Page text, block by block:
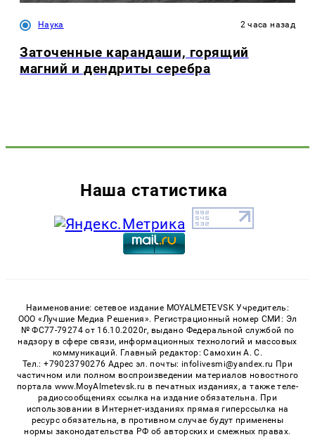
Наука 2 часа назад
Заточенные карандаши, горящий
магний и дендриты серебра
Наша статистика
Наименование: сетевое издание MOYALMETEVSK Учредитель:
ООО «Лучшие Медиа Решения». Регистрационный номер СМИ: Эл
№ ФС77-79274 от 16.10.2020г, выдано Федеральной службой по
надзору в сфере связи, информационных технологий и массовых
коммуникаций. Главный редактор: Самохин А. С.
Тел.: +79023790276 Адрес эл. почты: infolivesmi@yandex.ru При
частичном или полном воспроизведении материалов новостного
портала www.MoyAlmetevsk.ru в печатных изданиях, а также теле-
радиосообщениях ссылка на издание обязательна. При
использовании в Интернет-изданиях прямая гиперссылка на
ресурс обязательна, в противном случае будут применены
нормы законодательства РФ об авторских и смежных правах.